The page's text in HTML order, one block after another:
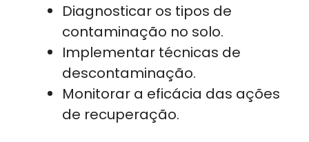
Diagnosticar os tipos de
contaminação no solo.
Implementar técnicas de
descontaminação.
Monitorar a eficácia das ações
de recuperação.